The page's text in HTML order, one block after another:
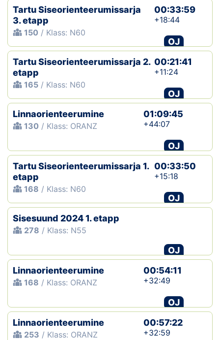
Tartu Siseorienteerumissarja
3. etapp
150 / Klass: N60
00:33:59
+18:44
OJ
Tartu Siseorienteerumissarja 2.
etapp
165 / Klass: N60
00:21:41
+11:24
OJ
Linnaorienteerumine
130 / Klass: ORANZ
01:09:45
+44:07
OJ
Tartu Siseorienteerumissarja 1.
etapp
168 / Klass: N60
00:33:50
+15:18
OJ
Sisesuund 2024 1. etapp
278 / Klass: N55
OJ
Linnaorienteerumine
168 / Klass: ORANZ
00:54:11
+32:49
OJ
Linnaorienteerumine
253 / Klass: ORANZ
00:57:22
+32:59